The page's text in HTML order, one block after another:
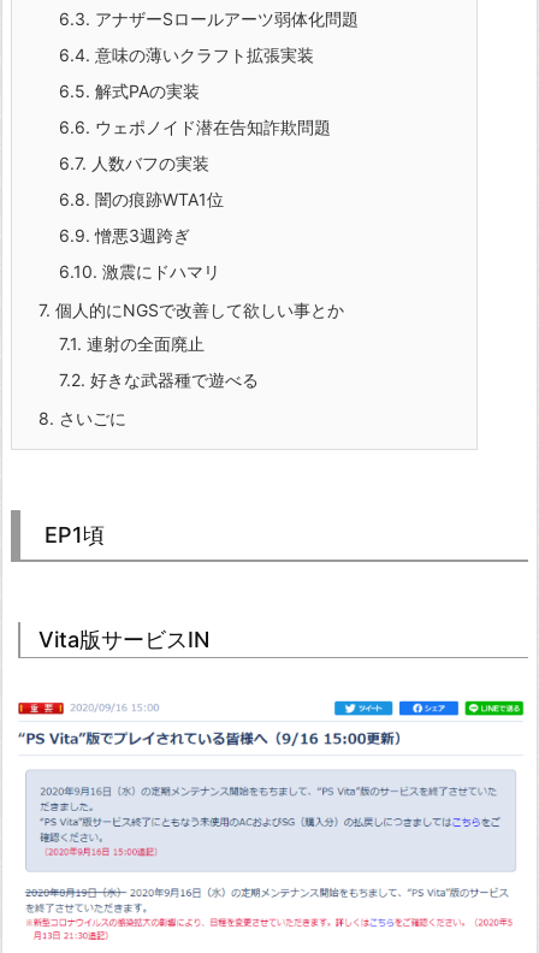
6.3. アナザーSロールアーツ弱体化問題
6.4. 意味の薄いクラフト拡張実装
6.5. 解式PAの実装
6.6. ウェポノイド潜在告知詐欺問題
6.7. 人数バフの実装
6.8. 闇の痕跡WTA1位
6.9. 憎悪3週跨ぎ
6.10. 激震にドハマリ
7. 個人的にNGSで改善して欲しい事とか
7.1. 連射の全面廃止
7.2. 好きな武器種で遊べる
8. さいごに
EP1頃
Vita版サービスIN